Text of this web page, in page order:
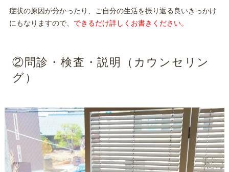
症状の原因が分かったり、ご自分の生活を振り返る良いきっかけ
にもなりますので、 できるだけ詳しくお書きください。
②問診・検査・説明（カウンセリン
グ）